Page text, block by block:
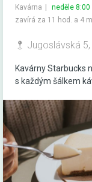
Kavárna
neděle 8:00
zavírá za 11 hod. a 4
Jugoslávská
Kavárny Starbucks
s každým šálkem